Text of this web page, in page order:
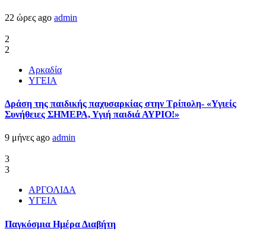
22 ώρες ago admin
2
2
Αρκαδία
ΥΓΕΙΑ
Δράση της παιδικής παχυσαρκίας στην Τρίπολη- «Υγιείς
Συνήθειες ΣΗΜΕΡΑ, Υγιή παιδιά ΑΥΡΙΟ!»
9 μήνες ago admin
3
3
ΑΡΓΟΛΙΔΑ
ΥΓΕΙΑ
Παγκόσμια Ημέρα Διαβήτη